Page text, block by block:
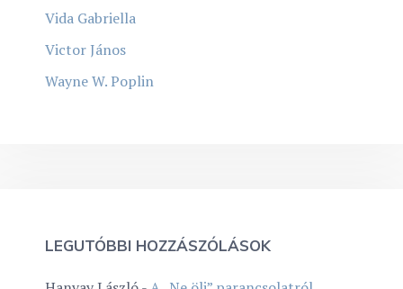
Vida Gabriella
Victor János
Wayne W. Poplin
LEGUTÓBBI HOZZÁSZÓLÁSOK